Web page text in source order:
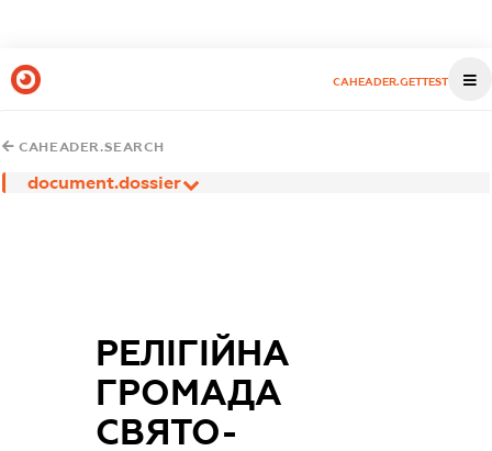
CAHEADER.GETTEST
CAHEADER.SEARCH
document.dossier
РЕЛІГІЙНА
ГРОМАДА
СВЯТО-